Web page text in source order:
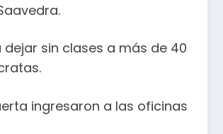
sin clases a más de 40
ingresaron a las oficinas